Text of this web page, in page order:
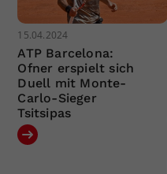
15.04.2024
ATP Barcelona:
Ofner erspielt sich
Duell mit Monte-
Carlo-Sieger
Tsitsipas